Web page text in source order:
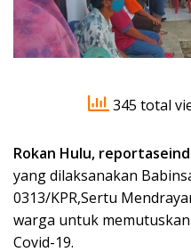
345 total
Rokan Hulu,
yang dilaksanakan
0313/KPR,Sertu
warga untuk
Covid-19.